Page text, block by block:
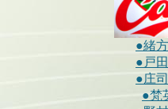
●緒
●戸
●庄
●梵